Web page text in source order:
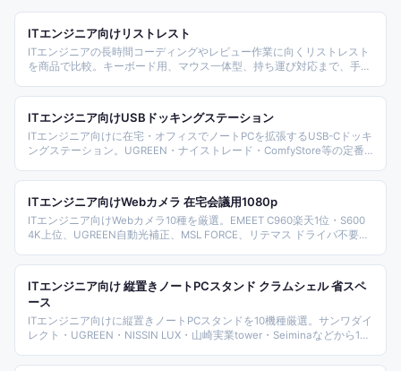
ITエンジニア向けリストレスト
ITエンジニアの長時間コーディングやレビュー作業に向くリストレスト
を商品で比較。キーボード用、マウス一体型、持ち運び対応まで、手首
ITエンジニア向けUSBドッキングステーション
ITエンジニア向けに在宅・オフィスでノートPCを拡張するUSB-Cドッキ
ングステーション。UGREEN・ナイストレード・ComfyStore等の定番
ITエンジニア向けWebカメラ 在宅会議用1080p
ITエンジニア向けWebカメラ10種を厳選。EMEET C960楽天1位・S600
4K上位、UGREEN自動光補正、MSL FORCE、リテマス ドライバ不要、
LEDライト美顔、AOC 4K プライバシーカバーまで多彩。リモート会議
とコードレビュー両用の選び方を整理。
ITエンジニア向け 縦置きノートPCスタンド クラムシェル 省スペ
ース
ITエンジニア向けに縦置きノートPCスタンドを10機種厳選。サンワダイ
レクト・UGREEN・NISSIN LUX・山崎実業tower・Seiminaなどから1台
Windowsノートを閉じてサブモニター運用する省スペース構成の選び方